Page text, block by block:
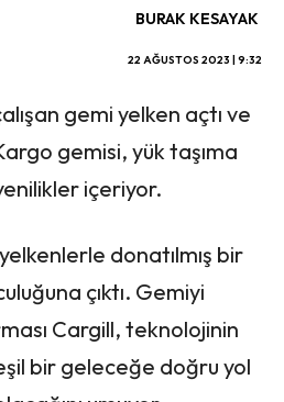
BURAK KESAYAK
22 AĞUSTOS 2023 | 9:32
gemi yelken açtı ve
gemisi, yük taşıma
içeriyor.
donatılmış bir
çıktı. Gemiyi
Cargill, teknolojinin
bir geleceğe doğru yol